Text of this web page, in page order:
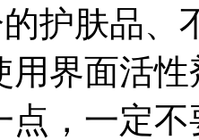
护肤品、
用界面活
点，一定